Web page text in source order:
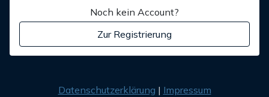
Noch kein Account?
Zur Registrierung
Datenschutzerklärung
Impressum